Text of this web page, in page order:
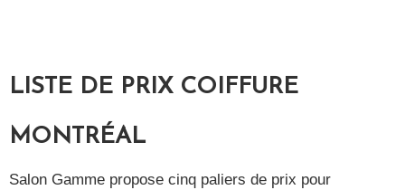
LISTE DE PRIX COIFFURE
MONTRÉAL
Salon Gamme propose cinq paliers de prix pour